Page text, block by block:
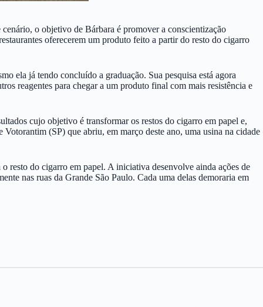
o objetivo de Bárbara é promover a conscientização
oferecerem um produto feito a partir do resto do cigarro
ela já tendo concluído a graduação. Sua pesquisa está agora
reagentes para chegar a um produto final com mais resistência e
cujo objetivo é transformar os restos do cigarro em papel e,
(SP) que abriu, em março deste ano, uma usina na cidade
resto do cigarro em papel. A iniciativa desenvolve ainda ações de
nas ruas da Grande São Paulo. Cada uma delas demoraria em